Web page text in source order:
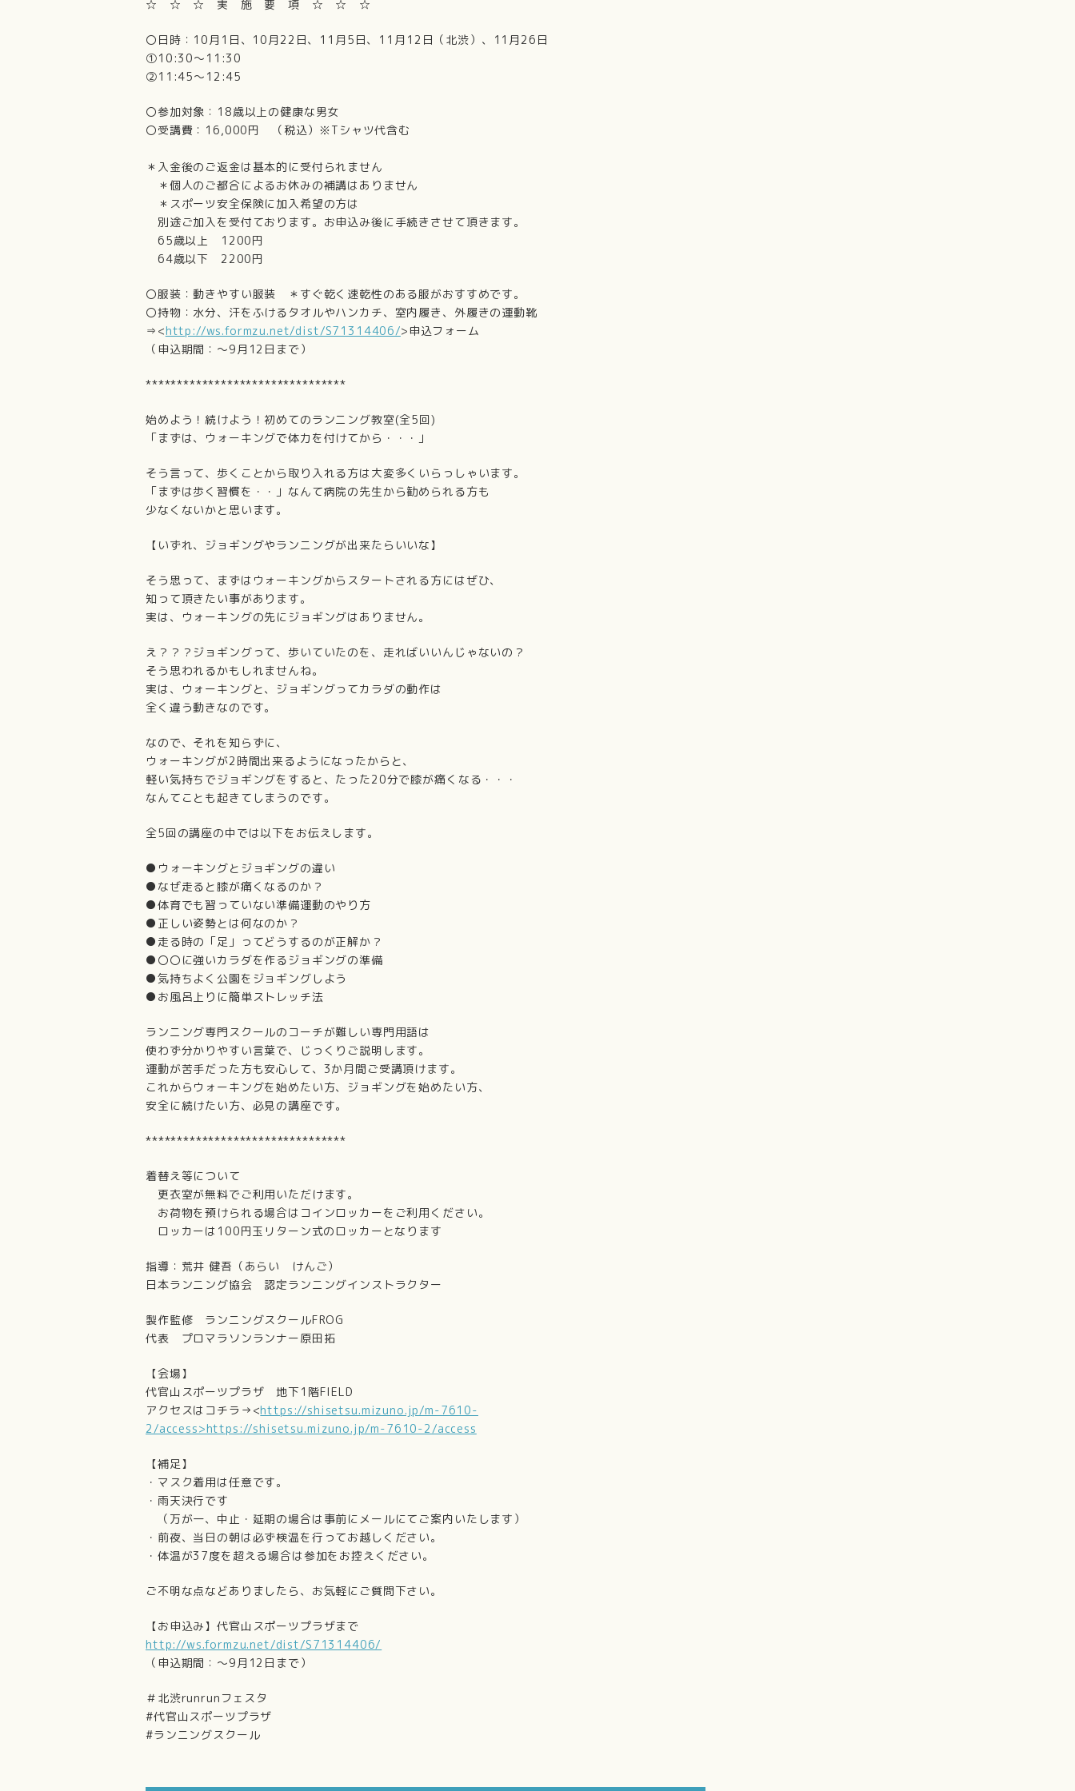
☆ ☆ ☆ 実 施 要 項 ☆ ☆ ☆
〇日時：10月1日、10月22日、11月5日、11月12日（北渋）、11月26日
➀10:30～11:30
②11:45～12:45
〇参加対象：18歳以上の健康な男女
〇受講費：16,000円 （税込）※Tシャツ代含む
＊入金後のご返金は基本的に受付られません
＊個人のご都合によるお休みの補講はありません
＊スポーツ安全保険に加入希望の方は
別途ご加入を受付ております。お申込み後に手続きさせて頂きます。
65歳以上 1200円
64歳以下 2200円
〇服装：動きやすい服装 ＊すぐ乾く速乾性のある服がおすすめです。
〇持物：水分、汗をふけるタオルやハンカチ、室内履き、外履きの運動靴
⇒<http://ws.formzu.net/dist/S71314406/>申込フォーム
（申込期間：～9月12日まで）
********************************
始めよう！続けよう！初めてのランニング教室(全5回)
「まずは、ウォーキングで体力を付けてから・・・」
そう言って、歩くことから取り入れる方は大変多くいらっしゃいます。
「まずは歩く習慣を・・」なんて病院の先生から勧められる方も
少なくないかと思います。
【いずれ、ジョギングやランニングが出来たらいいな】
そう思って、まずはウォーキングからスタートされる方にはぜひ、
知って頂きたい事があります。
実は、ウォーキングの先にジョギングはありません。
え？？？ジョギングって、歩いていたのを、走ればいいんじゃないの？
そう思われるかもしれませんね。
実は、ウォーキングと、ジョギングってカラダの動作は
全く違う動きなのです。
なので、それを知らずに、
ウォーキングが2時間出来るようになったからと、
軽い気持ちでジョギングをすると、たった20分で膝が痛くなる・・・
なんてことも起きてしまうのです。
全5回の講座の中では以下をお伝えします。
●ウォーキングとジョギングの違い
●なぜ走ると膝が痛くなるのか？
●体育でも習っていない準備運動のやり方
●正しい姿勢とは何なのか？
●走る時の「足」ってどうするのが正解か？
●〇〇に強いカラダを作るジョギングの準備
●気持ちよく公園をジョギングしよう
●お風呂上りに簡単ストレッチ法
ランニング専門スクールのコーチが難しい専門用語は
使わず分かりやすい言葉で、じっくりご説明します。
運動が苦手だった方も安心して、3か月間ご受講頂けます。
これからウォーキングを始めたい方、ジョギングを始めたい方、
安全に続けたい方、必見の講座です。
********************************
着替え等について
更衣室が無料でご利用いただけます。
お荷物を預けられる場合はコインロッカーをご利用ください。
ロッカーは100円玉リターン式のロッカーとなります
指導：荒井 健吾（あらい けんご）
日本ランニング協会 認定ランニングインストラクター
製作監修 ランニングスクールFROG
代表 プロマラソンランナー原田拓
【会場】
代官山スポーツプラザ 地下1階FIELD
アクセスはコチラ→<https://shisetsu.mizuno.jp/m-7610-
2/access>https://shisetsu.mizuno.jp/m-7610-2/access
【補足】
・マスク着用は任意です。
・雨天決行です
（万が一、中止・延期の場合は事前にメールにてご案内いたします）
・前夜、当日の朝は必ず検温を行ってお越しください。
・体温が37度を超える場合は参加をお控えください。
ご不明な点などありましたら、お気軽にご質問下さい。
【お申込み】代官山スポーツプラザまで
http://ws.formzu.net/dist/S71314406/
（申込期間：～9月12日まで）
＃北渋runrunフェスタ
#代官山スポーツプラザ
#ランニングスクール